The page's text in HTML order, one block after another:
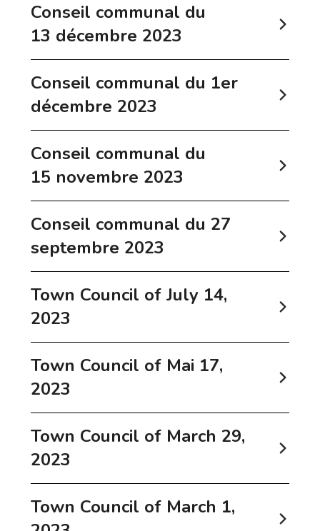
Conseil communal du
13 décembre 2023
Conseil communal du 1er
décembre 2023
Conseil communal du
15 novembre 2023
Conseil communal du 27
septembre 2023
Town Council of July 14,
2023
Town Council of Mai 17,
2023
Town Council of March 29,
2023
Town Council of March 1,